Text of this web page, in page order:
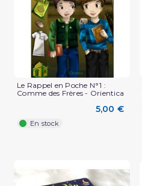
Le Rappel en Poche N°1 :
Comme des Frères - Orientica
5,00 €
En stock